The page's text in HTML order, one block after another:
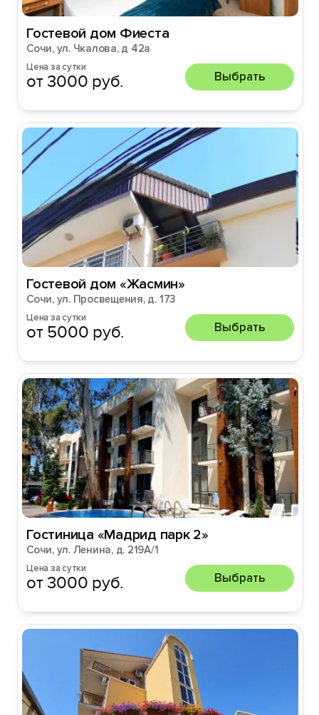
Гостевой дом Фиеста
Сочи, ул. Чкалова, д 42а
Цена за сутки
от 3000 руб. Выбрать
Гостевой дом «Жасмин»
Сочи, ул. Просвещения, д. 173
Цена за сутки
от 5000 руб. Выбрать
Гостиница «Мадрид парк 2»
Сочи, ул. Ленина, д. 219А/1
Цена за сутки
от 3000 руб. Выбрать